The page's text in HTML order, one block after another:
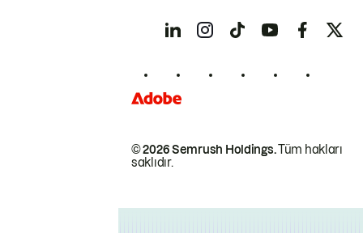
© 2026 Semrush Holdings.Tüm hakları
saklıdır.